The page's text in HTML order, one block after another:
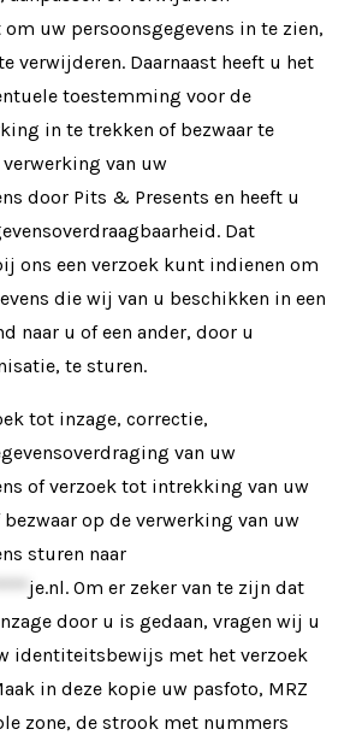
om uw persoonsgegevens in te zien,
verwijderen. Daarnaast heeft u het
toestemming voor de
in te trekken of bezwaar te
van uw
door Pits & Presents en heeft u
Dat
ons een verzoek kunt indienen om
die wij van u beschikken in een
naar u of een ander, door u
te sturen.
tot inzage, correctie,
van uw
of verzoek tot intrekking van uw
op de verwerking van uw
sturen naar
je.nl. Om er zeker van te zijn dat
door u is gedaan, vragen wij u
identiteitsbewijs met het verzoek
in deze kopie uw pasfoto, MRZ
zone, de strook met nummers